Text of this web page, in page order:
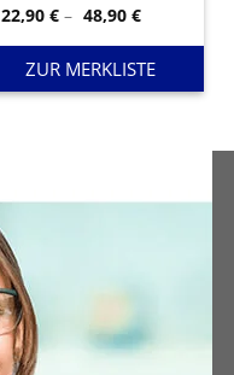
22,90€ – 48,90€
22,90 €
bis
48,90 €
ZUR MERKLISTE